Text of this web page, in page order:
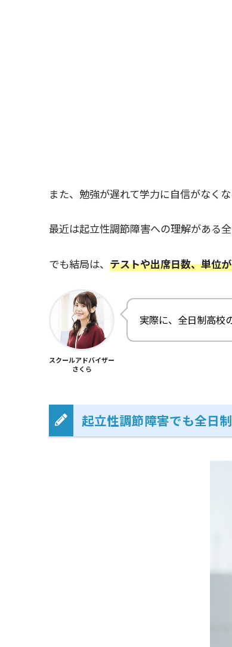
また、勉強が遅れて学力に自信がなく
最近は起立性調節障害への理解がある
でも結局は、 テストや出席日数、単位
スクールアドバイザー
さくら
実際に、全日制高校
起立性調節障害でも全日